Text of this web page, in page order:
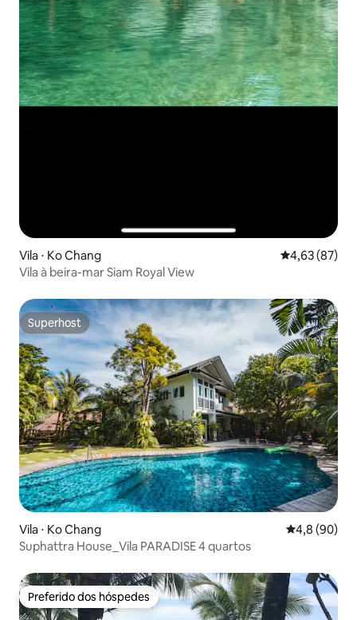
Vila ⋅ Ko Chang 4,63 de uma
4,63 (87)
Vila à beira-mar Siam Royal View
Superhost
Superhost
Vila ⋅ Ko Chang 4,8 de uma
4,8 (90)
Suphattra House_Vila PARADISE 4 quartos
Preferido dos hóspedes
Preferido dos hóspedes